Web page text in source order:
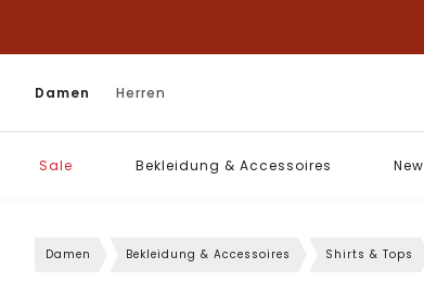
Damen Herren
Sale Bekleidung & Accessoires New
Damen Bekleidung & Accessoires Shirts & Tops